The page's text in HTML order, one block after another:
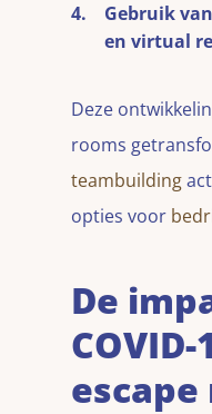
Gebruik
en virtual
Deze
rooms
teambuilding
opties voor
De
COVID-
escape